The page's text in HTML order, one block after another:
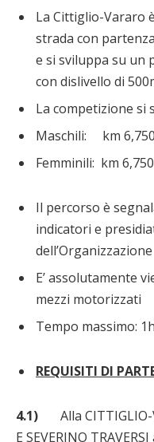
La Cittiglio-Vararo
strada con
e si sviluppa su un
con dislivello di
La competizione si
Maschili: km
Femminili: km
Il percorso è
indicatori e
dell’Organizzazione
E’ assolutamente
mezzi motorizzati
Tempo massimo:
REQUISITI DI
4.1)
Alla CITTIGLIO-
E SEVERINO